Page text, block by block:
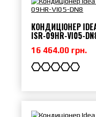
КОНДИЦІОНЕР IDEA
ISR-09HR-VI05-
16 464.00 грн.